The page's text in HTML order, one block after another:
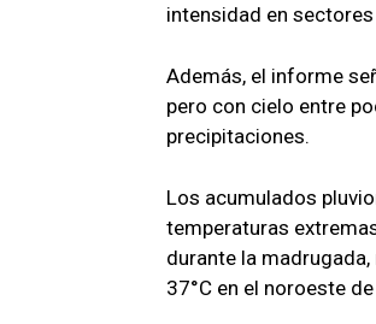
intensidad en sectores
Además, el informe
pero con cielo entre
precipitaciones.
Los acumulados
temperaturas
durante la
37°C en el noroeste